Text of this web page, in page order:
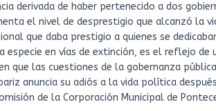
derivada de haber pertenecido a dos
el nivel de desprestigio que alcanzó la
que daba prestigio a quienes se
especie en vías de extinción, es el reflejo
que las cuestiones de la gobernanza
anuncia su adiós a la vida política
de la Corporación Municipal de